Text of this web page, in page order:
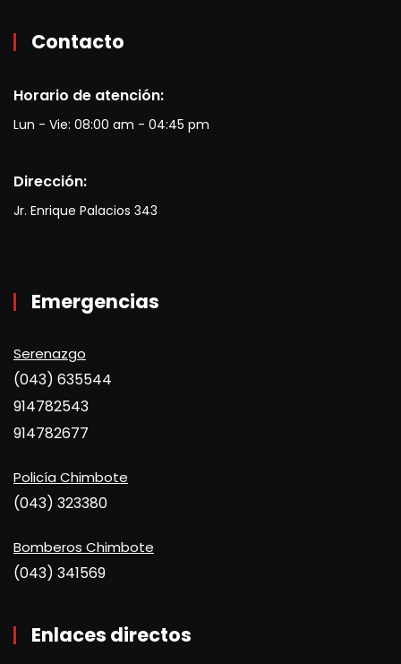
Contacto
Horario de atención:
Lun - Vie: 08:00 am - 04:45 pm
Dirección:
Jr. Enrique Palacios 343
Emergencias
Serenazgo
(043) 635544
914782543
914782677
Policía Chimbote
(043) 323380
Bomberos Chimbote
(043) 341569
Enlaces directos